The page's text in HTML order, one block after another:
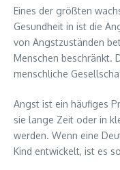
Eines der größten
Gesundheit in ist die
von Angstzuständen
Menschen beschränkt.
menschliche
Angst ist ein häufiges
sie lange Zeit oder in
werden. Wenn eine
Kind entwickelt, ist es